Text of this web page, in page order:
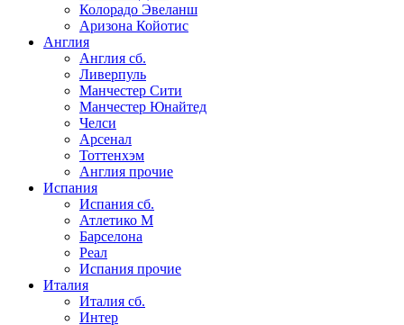
Колорадо Эвеланш
Аризона Койотис
Англия
Англия сб.
Ливерпуль
Манчестер Сити
Манчестер Юнайтед
Челси
Арсенал
Тоттенхэм
Англия прочие
Испания
Испания сб.
Атлетико М
Барселона
Реал
Испания прочие
Италия
Италия сб.
Интер